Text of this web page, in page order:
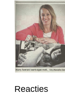
Reacties